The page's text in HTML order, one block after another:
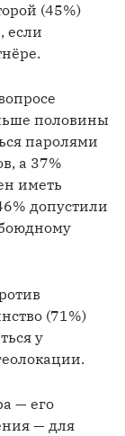
(45%)
если
половины
паролями
а 37%
иметь
допустили
(71%)
у
— его
— для